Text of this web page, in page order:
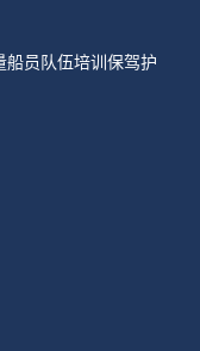
员队伍培训保驾护